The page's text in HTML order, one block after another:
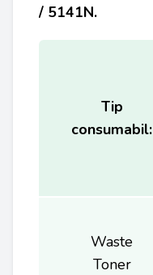
/ 5141N.
Tip
consumabil:
Waste
Toner